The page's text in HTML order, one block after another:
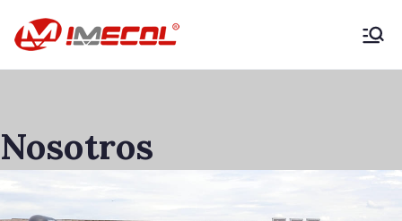
agrícola y
Nosotros